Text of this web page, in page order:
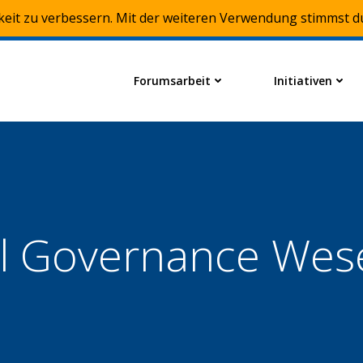
Forumsarbeit Initiativen
Governance
zu verbessern. Mit der weiteren Verwendung stimmst